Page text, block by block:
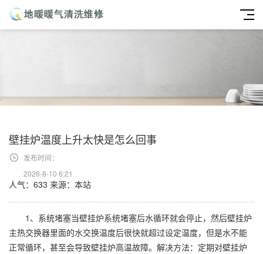
壁挂炉温度上升太快是怎么回事
发布时间：
2026-8-10 6:21
人气：633 来源：本站
1、系统堵塞当壁挂炉系统堵塞后水循环就会停止，然后壁挂炉
主热交换器里面的水交换温度后很快就超过设定温度，但是水不能
正常循环，甚至会导致壁挂炉高温故障。解决方法：定期对壁挂炉